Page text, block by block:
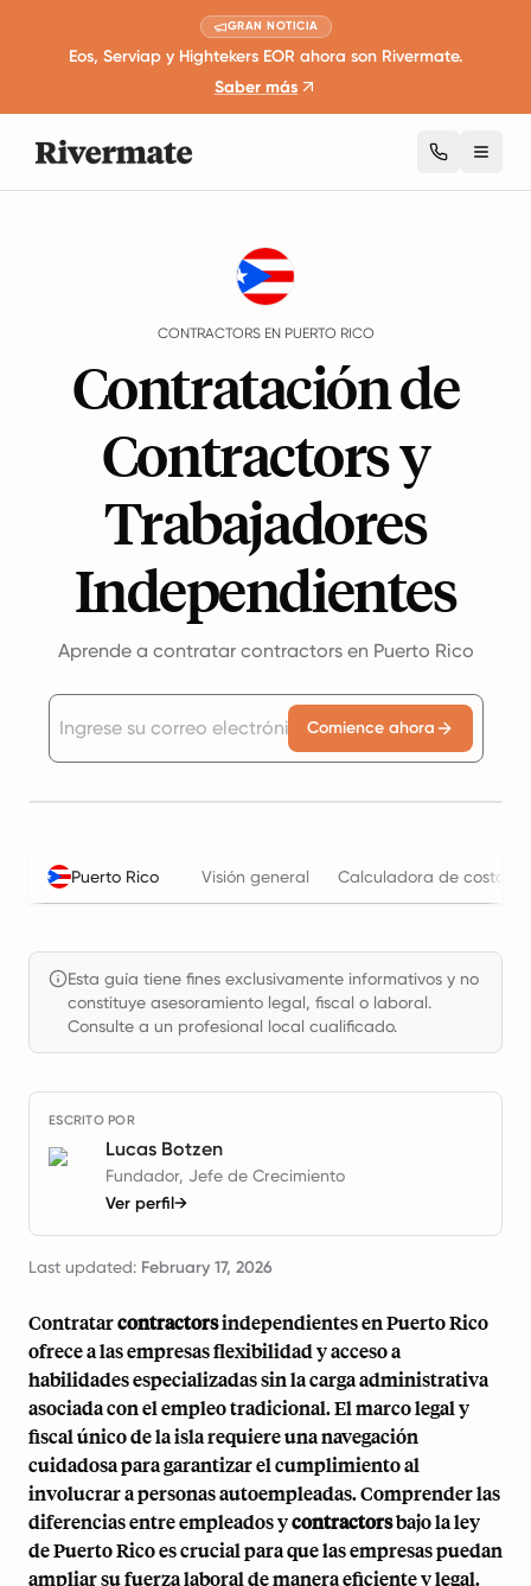
GRAN NOTICIA
Eos, Serviap y Hightekers EOR ahora son Rivermate.
Saber más
CONTRACTORS EN PUERTO RICO
Contratación de
Contractors y
Trabajadores
Independientes
Aprende a contratar contractors en Puerto Rico
Comience ahora
Puerto Rico Visión general Calculadora de costos
Esta guía tiene fines exclusivamente informativos y no
constituye asesoramiento legal, fiscal o laboral.
Consulte a un profesional local cualificado.
ESCRITO POR
Lucas Botzen
Fundador, Jefe de Crecimiento
Ver perfil→
Last updated: February 17, 2026
Contratarcontractorsindependientes en Puerto Rico
ofrece a las empresas flexibilidad y acceso a
habilidades especializadas sin la carga administrativa
asociada con el empleo tradicional. El marco legal y
fiscal único de la isla requiere una navegación
cuidadosa para garantizar el cumplimiento al
involucrar a personas autoempleadas. Comprender las
diferencias entre empleados ycontractorsbajo la ley
de Puerto Rico es crucial para que las empresas puedan
ampliar su fuerza laboral de manera eficiente y legal.